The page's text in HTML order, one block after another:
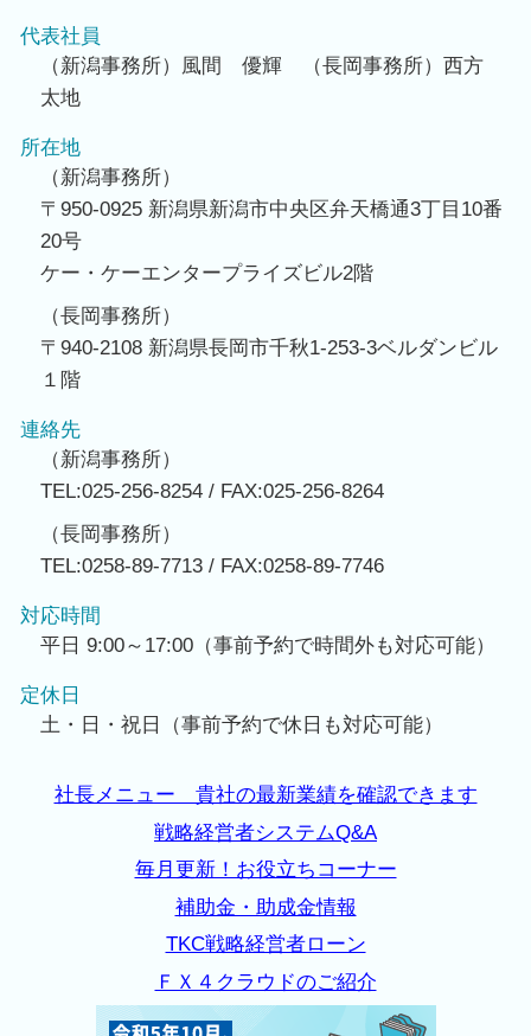
代表社員
（新潟事務所）風間 優輝 （長岡事務所）西方
太地
所在地
（新潟事務所）
〒950-0925 新潟県新潟市中央区弁天橋通3丁目10番
20号
ケー・ケーエンタープライズビル2階
（長岡事務所）
〒940-2108 新潟県長岡市千秋1-253-3ベルダンビル
１階
連絡先
（新潟事務所）
TEL:025-256-8254 / FAX:025-256-8264
（長岡事務所）
TEL:0258-89-7713 / FAX:0258-89-7746
対応時間
平日 9:00～17:00（事前予約で時間外も対応可能）
定休日
土・日・祝日（事前予約で休日も対応可能）
社長メニュー 貴社の最新業績を確認できます
戦略経営者システムQ&A
毎月更新！お役立ちコーナー
補助金・助成金情報
TKC戦略経営者ローン
ＦＸ４クラウドのご紹介